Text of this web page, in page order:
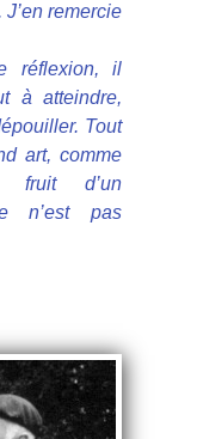
remercie
réflexion, il
à atteindre,
Tout
art, comme
d’un
n’est pas